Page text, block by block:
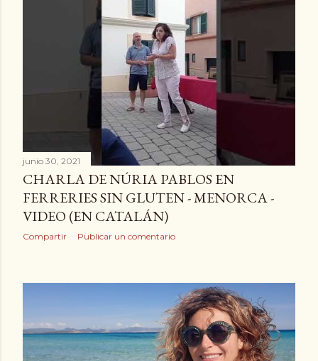
junio 30, 2021
CHARLA DE NÚRIA PABLOS EN
FERRERIES SIN GLUTEN - MENORCA -
VIDEO (EN CATALÁN)
Compartir Publicar un comentario